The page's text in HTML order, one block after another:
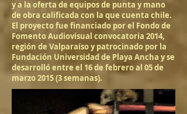
y a la oferta de equipos de punta y mano
de obra calificada con la que cuenta chile.
El proyecto fue financiado por el Fondo de
Fomento Audiovisual convocatoria 2014,
región de Valparaíso y patrocinado por la
Fundación Universidad de Playa Ancha y se
desarrolló entre el 16 de febrero al 05 de
marzo 2015 (3 semanas).